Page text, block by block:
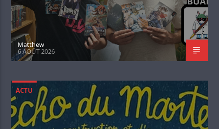
Matthew
6 AOÛT 2026
ACTU